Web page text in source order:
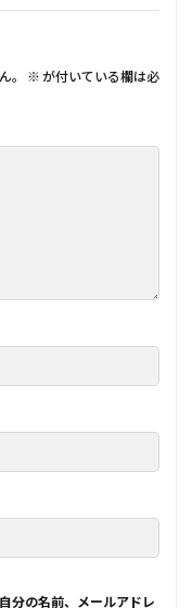
。 ※ が付いている欄は必
分の名前、メールアドレ